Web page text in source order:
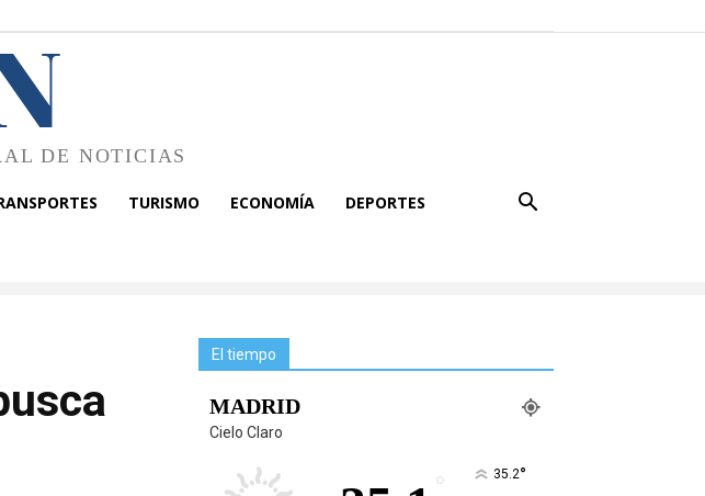
DE NOTICIAS
TURISMO ECONOMÍA DEPORTES
El tiempo
MADRID
Cielo Claro
° 35.2°